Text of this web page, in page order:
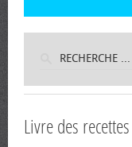
Livre des recettes